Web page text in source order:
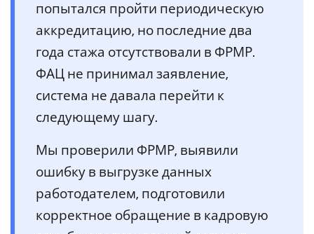
попытался пройти периодическую
аккредитацию, но последние два
года стажа отсутствовали в ФРМР.
ФАЦ не принимал заявление,
система не давала перейти к
следующему шагу.
Мы проверили ФРМР, выявили
ошибку в выгрузке данных
работодателем, подготовили
корректное обращение в кадровую